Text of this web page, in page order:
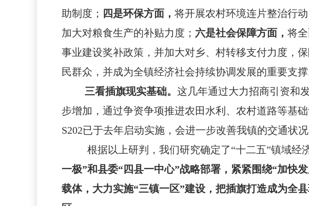
助制度； 四是环保方面， 将开展农村环境连片整治行动
加大对粮食生产的补贴力度； 六是社会保障方面， 将
事业建设奖补政策，并加大对乡、村转移支付力度，
民群众，并成为全镇经济社会持续协调发展的重要支撑
三看插旗现实基础。 这几年通过大力招商引资和
步增加，通过争资争项推进农田水利、农村道路等基
S202已于去年启动实施，会进一步改善我镇的交通状
根据以上研判，我们研究确定了“十二五”镇域经
一极”和县委“四县一中心”战略部署，紧紧围绕“加快
载体，大力实施“三镇一区”建设，把插旗打造成为全